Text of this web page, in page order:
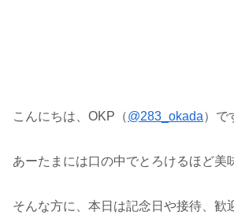
こんにちは、OKP（@283_okada）で
あーたまには口の中でとろけるほど美
そんな方に、本日は記念日や接待、歓